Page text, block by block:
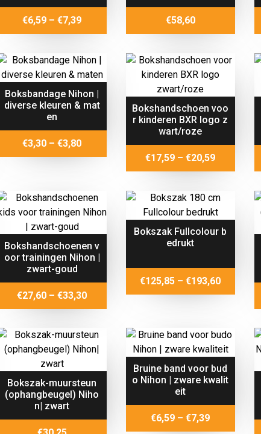
€6,59 – €7,39Price
range:
through
€7,39
€58,60
Boksbandage Nihon |
diverse kleuren & mat
en
€3,30 – €3,80Price
range:
€3,80
Bokshandschoen voo
r kinderen BXR logo z
wart/roze
€17,59 – €20,59Price
range:
through
€20,59
Bokshandschoenen v
oor trainingen Nihon |
zwart-goud
€27,60 – €33,30Price
range:
through
€33,30
Bokszak Fullcolour b
edrukt
€125,85 – €193,60Price
range:
€125,85
€193,60
Bokszak-muursteun
(ophangbeugel) Niho
n| zwart
Bruine band voor bud
o Nihon | zware kwalit
eit
€6,59 – €7,39Price